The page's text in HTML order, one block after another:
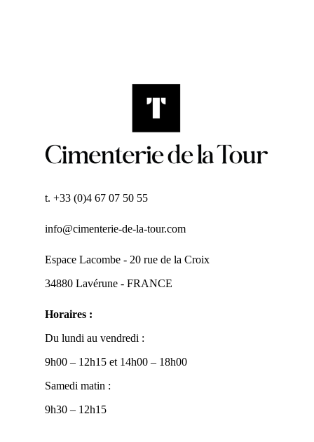
t. +33 (0)4 67 07 50 55
info@cimenterie-de-la-tour.com
Espace Lacombe - 20 rue de la Croix
34880 Lavérune - FRANCE
Horaires :
Du lundi au vendredi :
9h00 – 12h15 et 14h00 – 18h00
Samedi matin :
9h30 – 12h15